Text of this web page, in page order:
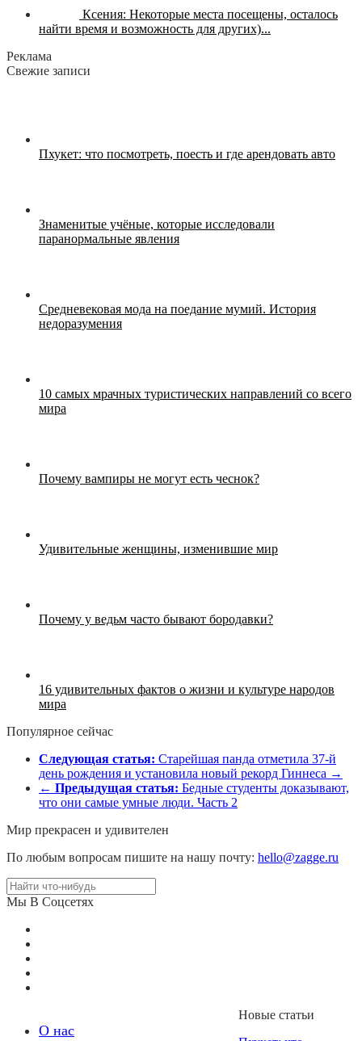
Ксения: Некоторые места посещены, осталось
найти время и возможность для других)...
Реклама
Свежие записи
Пхукет: что посмотреть, поесть и где арендовать авто
Знаменитые учёные, которые исследовали
паранормальные явления
Средневековая мода на поедание мумий. История
недоразумения
10 самых мрачных туристических направлений со всего
мира
Почему вампиры не могут есть чеснок?
Удивительные женщины, изменившие мир
Почему у ведьм часто бывают бородавки?
16 удивительных фактов о жизни и культуре народов
мира
Популярное сейчас
Следующая статья: Старейшая панда отметила 37-й
день рождения и установила новый рекорд Гиннеса →
← Предыдущая статья: Бедные студенты доказывают,
что они самые умные люди. Часть 2
Мир прекрасен и удивителен
По любым вопросам пишите на нашу почту: hello@zagge.ru
Мы В Соцсетях
О нас
Новые статьи